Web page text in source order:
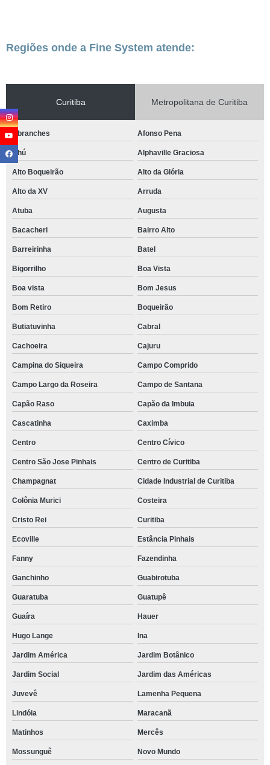
Regiões onde a Fine System atende:
Curitiba Metropolitana de Curitiba
Abranches Afonso Pena
Ahú Alphaville Graciosa
Alto Boqueirão Alto da Glória
Alto da XV Arruda
Atuba Augusta
Bacacheri Bairro Alto
Barreirinha Batel
Bigorrilho Boa Vista
Boa vista Bom Jesus
Bom Retiro Boqueirão
Butiatuvinha Cabral
Cachoeira Cajuru
Campina do Siqueira Campo Comprido
Campo Largo da Roseira Campo de Santana
Capão Raso Capão da Imbuia
Cascatinha Caximba
Centro Centro Cívico
Centro São Jose Pinhais Centro de Curitiba
Champagnat Cidade Industrial de Curitiba
Colônia Murici Costeira
Cristo Rei Curitiba
Ecoville Estância Pinhais
Fanny Fazendinha
Ganchinho Guabirotuba
Guaratuba Guatupê
Guaíra Hauer
Hugo Lange Ina
Jardim América Jardim Botânico
Jardim Social Jardim das Américas
Juvevê Lamenha Pequena
Lindóia Maracanã
Matinhos Mercês
Mossunguê Novo Mundo